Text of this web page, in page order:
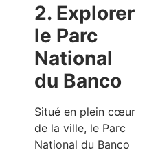
2. Explorer
le Parc
National
du Banco
Situé en plein cœur
de la ville, le Parc
National du Banco